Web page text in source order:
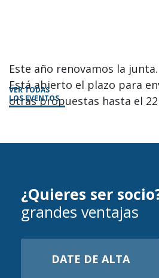
Este año renovamos la junta.
Está abierto el plazo para
otras propuestas hasta el
VER TODAS
LOS EVENTOS
¿Quieres ser
grandes ventajas
DATE DE ALTA